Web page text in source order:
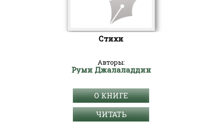
Стихи
Авторы:
Руми Джалаладдин
О КНИГЕ
ЧИТАТЬ